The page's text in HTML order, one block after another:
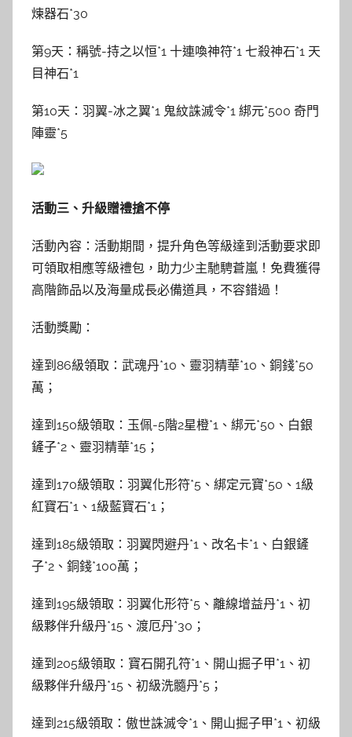
煉器石*30
第9天：稱號-持之以恒*1 十連喚神符*1 七殺神石*1 天
目神石*1
第10天：羽翼-冰之翼*1 鬼紋誅滅令*1 綁元*500 奇門
陣靈*5
活動三、升級贈禮搶不停
活動內容：活動期間，提升角色等級達到活動要求即
可領取相應等級禮包，助力少主馳騁蒼嵐！免費獲得
高階飾品以及海量成長必備道具，不容錯過！
活動獎勵：
達到86級領取：武魂丹*10、靈羽精華*10、銅錢*50
萬；
達到150級領取：玉佩-5階2星橙*1、綁元*50、白銀
鏟子*2、靈羽精華*15；
達到170級領取：羽翼化形符*5、綁定元寶*50、1級
紅寶石*1、1級藍寶石*1；
達到185級領取：羽翼閃避丹*1、改名卡*1、白銀鏟
子*2、銅錢*100萬；
達到195級領取：羽翼化形符*5、離線增益丹*1、初
級夥伴升級丹*15、渡厄丹*30；
達到205級領取：寶石開孔符*1、開山掘子甲*1、初
級夥伴升級丹*15、初級洗髓丹*5；
達到215級領取：傲世誅滅令*1、開山掘子甲*1、初級